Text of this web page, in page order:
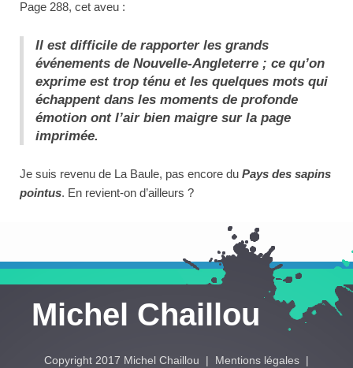
Page 288, cet aveu :
Il est difficile de rapporter les grands
événements de Nouvelle-Angleterre ; ce qu’on
exprime est trop ténu et les quelques mots qui
échappent dans les moments de profonde
émotion ont l’air bien maigre sur la page
imprimée.
Je suis revenu de La Baule, pas encore du Pays des sapins
pointus. En revient-on d’ailleurs ?
Michel Chaillou
Copyright 2017 Michel Chaillou | Mentions légales |